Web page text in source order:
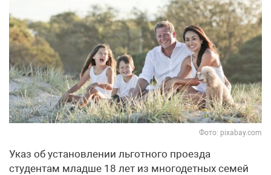
Фото: pixabay.com
Указ об установлении льготного проезда
студентам младше 18 лет из многодетных семей